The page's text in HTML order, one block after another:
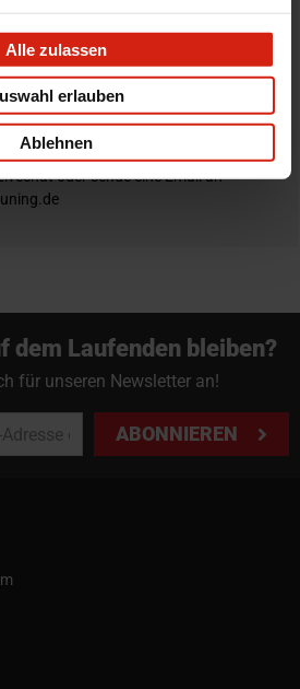
Alle zulassen
erlauben
Ablehnen
eine 14-tägige Rückgabefrist um deine
zu geben.
Rat nötig?
oder sende eine Email an
dem Laufenden bleiben?
für unseren Newsletter an!
ABONNIEREN